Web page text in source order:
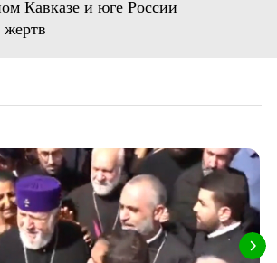
Кавказе и юге России